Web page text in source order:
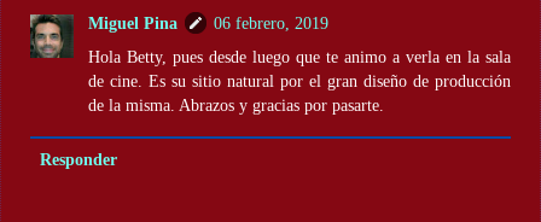
Miguel Pina
06 febrero, 2019
Hola Betty, pues desde luego que te animo a verla en la sala
de cine. Es su sitio natural por el gran diseño de producción
de la misma. Abrazos y gracias por pasarte.
Responder